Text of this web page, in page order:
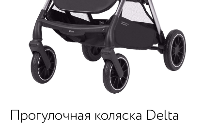
Прогулочная коляска Delta